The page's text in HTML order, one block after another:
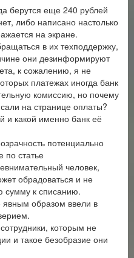
берутся еще 240 рублей
либо написано настолько
на экране.
в их техподдержку,
они дезинформируют
к сожалению, я не
платежах иногда банк
комиссию, но почему
на странице оплаты?
и какой именно банк её
потенциально
по статье
человек,
обрадоваться и не
сумму к списанию.
явным образом ввели в
которым не
и такое безобразие они